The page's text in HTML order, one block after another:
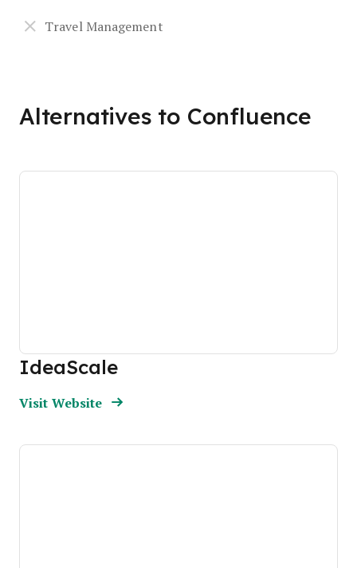
Travel Management
Alternatives to Confluence
IdeaScale
Visit WebsiteOpens New Window